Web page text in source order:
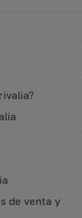
de venta y